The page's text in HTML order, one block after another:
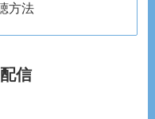
方法
信